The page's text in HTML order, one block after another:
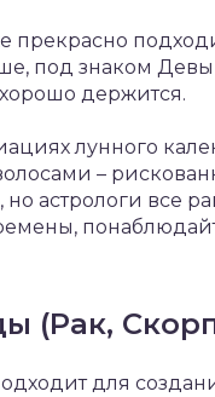
прекрасно
под знаком
держится.
лунного
–
астрологи все
(Рак,
для